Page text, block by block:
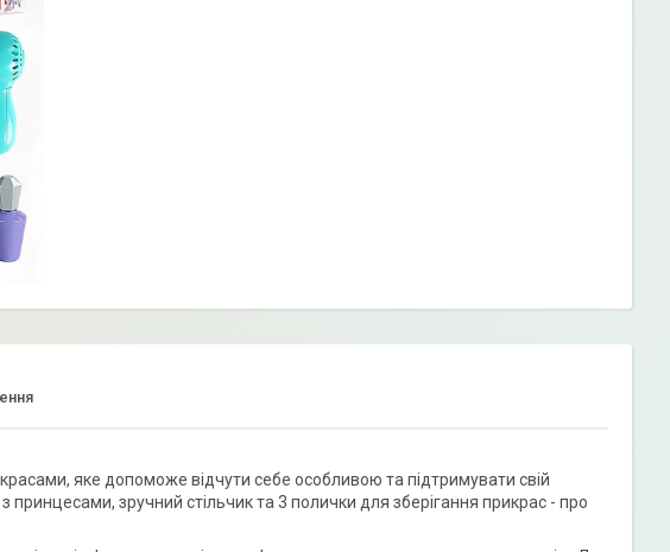
яке допоможе відчути себе особливою та підтримувати свій
зручний стільчик та 3 полички для зберігання прикрас - про